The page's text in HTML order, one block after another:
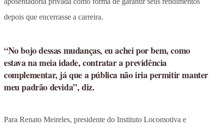
depois que encerrasse a carreira.
“No bojo dessas mudanças, eu achei por bem, como
estava na meia idade, contratar a previdência
complementar, já que a pública não iria permitir manter
meu padrão devida”, diz.
Para Renato Meireles, presidente do Instituto Locomotiva e